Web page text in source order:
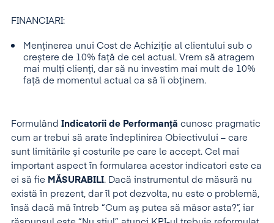
FINANCIARI:
Menținerea unui Cost de Achiziție al clientului sub o
creștere de 10% față de cel actual. Vrem să atragem
mai mulți clienți, dar să nu investim mai mult de 10%
față de momentul actual ca să îi obținem.
Formulând Indicatorii de Performanță cunosc pragmatic
cum ar trebui să arate îndeplinirea Obiectivului – care
sunt limitările și costurile pe care le accept. Cel mai
important aspect în formularea acestor indicatori este ca
ei să fie MĂSURABILI. Dacă instrumentul de măsură nu
există în prezent, dar îl pot dezvolta, nu este o problemă,
însă dacă mă întreb “Cum aș putea să măsor asta?”, iar